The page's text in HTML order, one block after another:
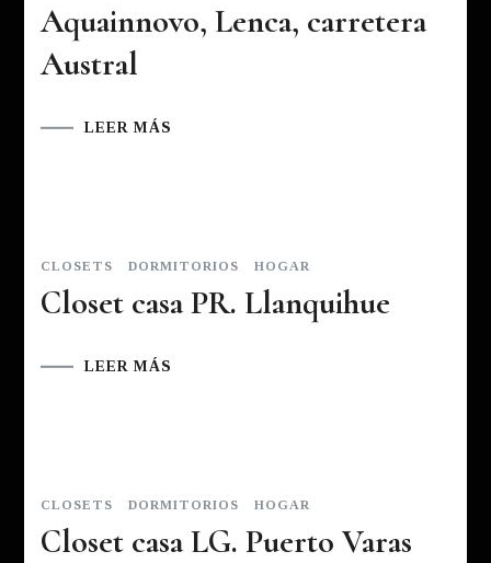
Aquainnovo, Lenca, carretera
Austral
LEER MÁS
CLOSETS DORMITORIOS HOGAR
Closet casa PR. Llanquihue
LEER MÁS
CLOSETS DORMITORIOS HOGAR
Closet casa LG. Puerto Varas